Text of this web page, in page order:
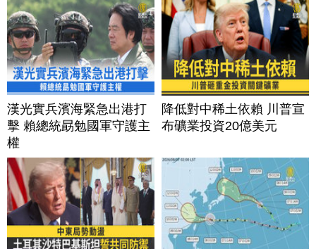
漢光實兵濱海緊急出港打
擊 賴總統勗勉國軍守護主
權
降低對中稀土依賴 川普宣
布礦業投資20億美元